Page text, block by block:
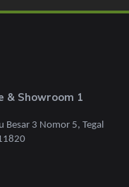
& Showroom 1
Besar 3 Nomor 5, Tegal